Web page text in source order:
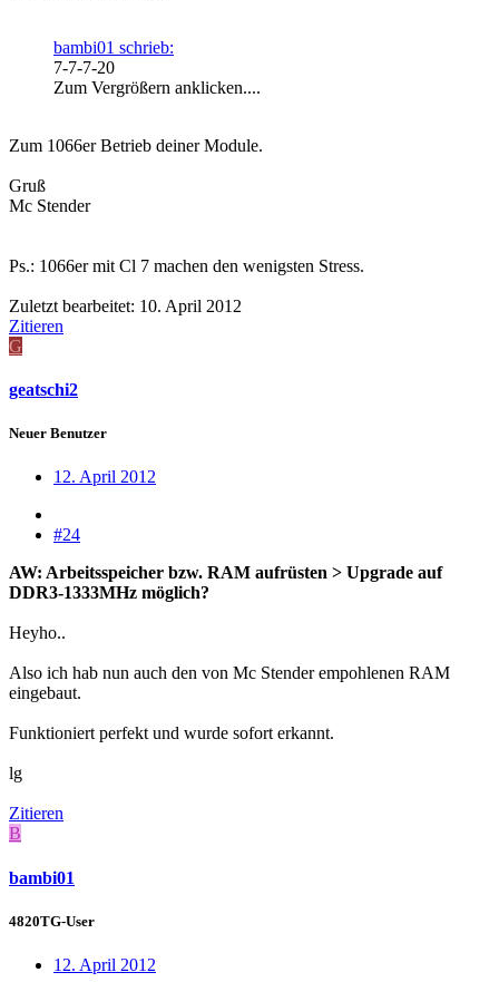
bambi01 schrieb:
7-7-7-20
Zum Vergrößern anklicken....
Zum 1066er Betrieb deiner Module.
Gruß
Mc Stender
Ps.: 1066er mit Cl 7 machen den wenigsten Stress.
Zuletzt bearbeitet: 10. April 2012
Zitieren
G
geatschi2
Neuer Benutzer
12. April 2012
#24
AW: Arbeitsspeicher bzw. RAM aufrüsten > Upgrade auf
DDR3-1333MHz möglich?
Heyho..
Also ich hab nun auch den von Mc Stender empohlenen RAM
eingebaut.
Funktioniert perfekt und wurde sofort erkannt.
lg
Zitieren
B
bambi01
4820TG-User
12. April 2012